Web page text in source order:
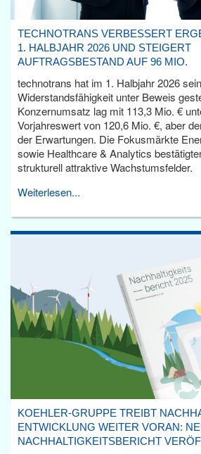
TECHNOTRANS VERBESSERT
1. HALBJAHR 2026 UND STEIGERT
AUFTRAGSBESTAND AUF 96 MIO.
technotrans hat im 1. Halbjahr 2026
Widerstandsfähigkeit unter Beweis
Konzernumsatz lag mit 113,3 Mio. €
Vorjahreswert von 120,6 Mio. €, aber
der Erwartungen. Die Fokusmärkte
sowie Healthcare & Analytics
strukturell attraktive Wachstumsfelder.
Weiterlesen...
KOEHLER-GRUPPE TREIBT
ENTWICKLUNG WEITER VORAN:
NACHHALTIGKEITSBERICHT